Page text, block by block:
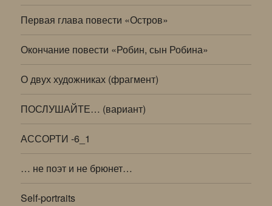
Первая глава повести «Остров»
Окончание повести «Робин, сын Робина»
О двух художниках (фрагмент)
ПОСЛУШАЙТЕ… (вариант)
АССОРТИ -6_1
… не поэт и не брюнет…
Self-portraits